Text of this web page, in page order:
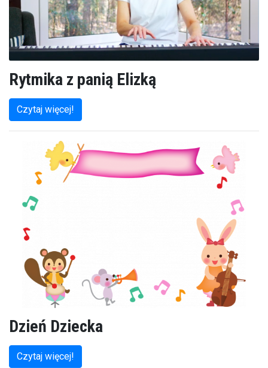
Rytmika z panią Elizką
Czytaj więcej!
Dzień Dziecka
Czytaj więcej!